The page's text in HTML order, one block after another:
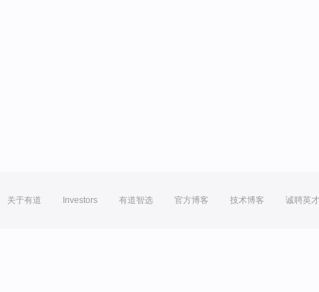
关于有道 Investors 有道智选 官方博客 技术博客 诚聘英才